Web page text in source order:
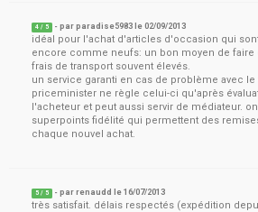
4 / 5 - parparadise5983 le02/09/2013
idéal pour l'achat d'articles d'occasion qui
encore comme neufs: un bon moyen de
frais de transport souvent élevés.
un service garanti en cas de problème avec
priceminister ne règle celui-ci qu'après
l'acheteur et peut aussi servir de médiateur.
superpoints fidélité qui permettent des
chaque nouvel achat.
5 / 5 - parrenaudd le16/07/2013
très satisfait. délais respectés (expédition